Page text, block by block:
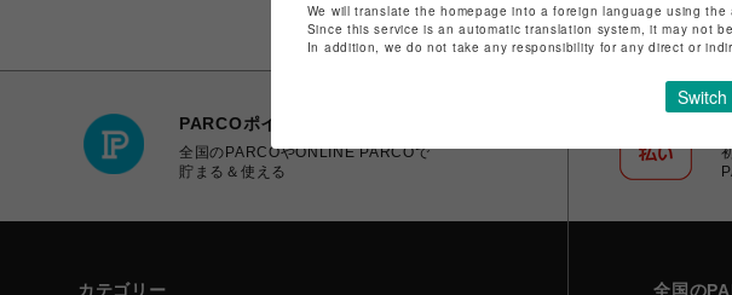
PARCOポイント
全国のPARCOやONLINE PARCOで
貯まる＆使える
カテゴリー 全国の
We will translate the homepage into a foreign language using the
Since this service is an automatic translation system, it may not
In addition, we do not take any responsibility for any direct or